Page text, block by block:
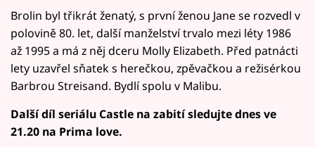
Brolin byl třikrát ženatý, s první ženou Jane se rozvedl v
polovině 80. let, další manželství trvalo mezi léty 1986
až 1995 a má z něj dceru Molly Elizabeth. Před patnácti
lety uzavřel sňatek s herečkou, zpěvačkou a režisérkou
Barbrou Streisand. Bydlí spolu v Malibu.
Další díl seriálu Castle na zabití sledujte dnes ve
21.20 na Prima love.